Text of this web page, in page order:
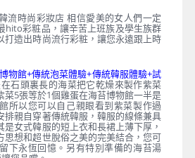
流時尚彩妝店 相信愛美的女人們一定
hito彩粧品，讓辛苦上班族及學生族群
打造出時尚流行彩粧，讓您永遠跟上時
物館+傳統泡菜體驗+傳統韓服體驗+試
石頭裏長的海菜把它乾燥來製作紫菜
菜5張等於1個雞蛋在海苔博物館一半是
所以您可以自己親眼看到紫菜製作過
排親自穿著傳統韓服，韓服的線條兼具
是女式韓服的短上衣和長裙上薄下厚，
思想和超世脫俗之美的完美結合，您可
下永恆回憶。另有特別準備的海苔湯